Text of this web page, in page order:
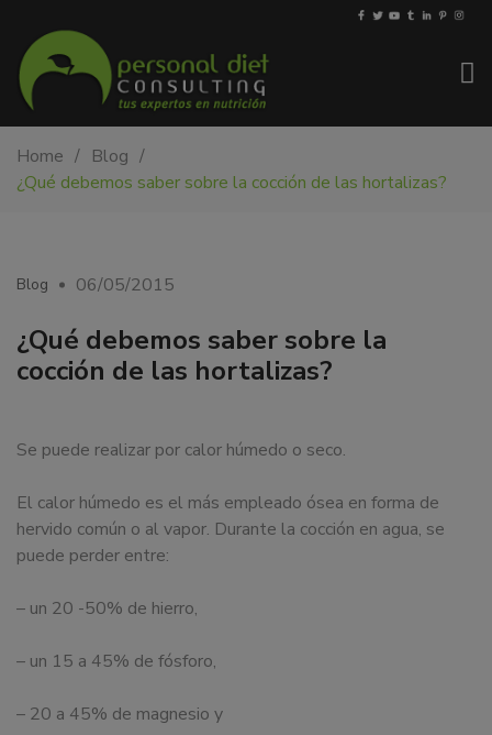
PDiet.com
–
y
dietista
Mejoramos
nutrición
de
las
también
dedicamos
a
la
y
sobre
nutrición
Home
Blog
¿Qué debemos saber sobre la cocción de las hortalizas?
Blog 06/05/2015
¿Qué debemos saber sobre la
cocción de las hortalizas?
Se puede realizar por calor húmedo o seco.
El calor húmedo es el más empleado ósea en forma de
hervido común o al vapor. Durante la cocción en agua, se
puede perder entre:
– un 20 -50% de hierro,
– un 15 a 45% de fósforo,
– 20 a 45% de magnesio y